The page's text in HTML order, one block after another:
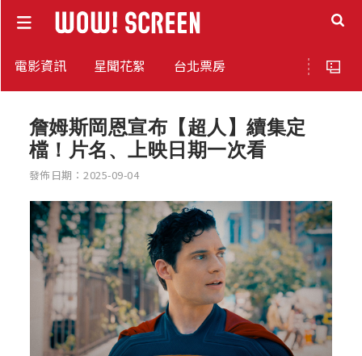
電影資訊 星聞花絮 台北票房
詹姆斯岡恩宣布【超人】續集定
檔！片名、上映日期一次看
發佈日期：2025-09-04